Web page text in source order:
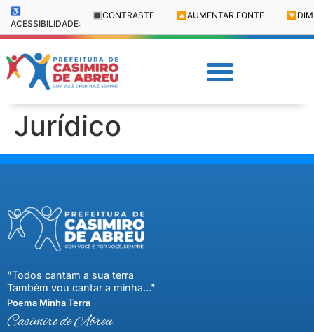
♿
ACESSIBILIDADE:
🔳 CONTRASTE 🔼 AUMENTAR FONTE 🔽
Jurídico
"Todos cantam a sua terra
Também vou cantar a minha..."
Poema Minha Terra
Casimiro de Abreu